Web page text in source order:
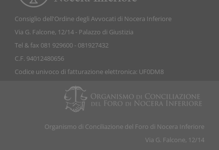
Consiglio dell'Ordine degli Avvocati di Nocera Inferiore
Via G. Falcone, 12/14 - Palazzo di Giustizia
Tel & fax 081 929600 - 081927432
C.F. 94012480656
Codice univoco di fatturazione elettronica: UF0DM8
Organismo di Conciliazione del Foro di Nocera Inferiore
Via G. Falcone, 12/14